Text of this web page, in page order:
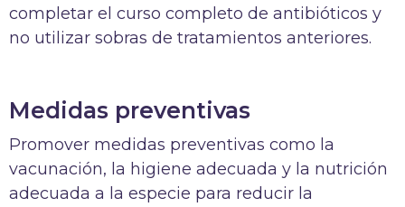
completar el curso completo de antibióticos y
no utilizar sobras de tratamientos anteriores.
Medidas preventivas
Promover medidas preventivas como la
vacunación, la higiene adecuada y la nutrición
adecuada a la especie para reducir la